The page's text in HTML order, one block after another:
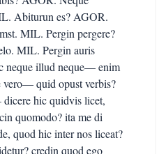
Abiturun es? AGOR.
MIL. Pergin pergere?
MIL. Pergin auris
neque illud neque— enim
quid opust verbis?
hic quidvis licet,
quomodo? ita me di
quod hic inter nos liceat?
credin quod ego